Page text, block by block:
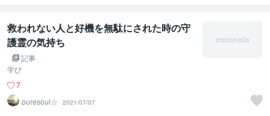
救われない人と好機を無駄にされた時の守
護霊の気持ち
記事
学び
7
puresoul☆
2021/07/07